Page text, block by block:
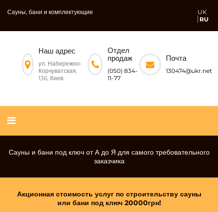
Сауны, бани и комплектующие
UK
RU
Наш адрес
ул. Набережно-
Корчуватская,
136, Киев
Отдел
продаж
(050) 834-
11-77
Почта
130474@ukr.net
ЗАКАЖИ ПОЛНЫЙ НАБОР ДЛЯ СТРОИТЕЛЬСТВА
«САУНА ИЛИ БАНЯ ПОД КЛЮЧ» И ПОЛУЧИ ДВЕРЬ В
ПОДАРОК
Сауны и бани под ключ от А до Я для самого требовательного
заказчика
Акционная стоимость услуг по строительству сауны
или бани под ключ 20000грн!